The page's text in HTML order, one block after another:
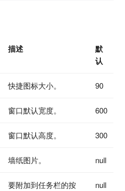
描述
默
认
快捷图标大小。 90
窗口默认宽度。 600
窗口默认高度。 300
墙纸图片。 null
要附加到任务栏的按
null